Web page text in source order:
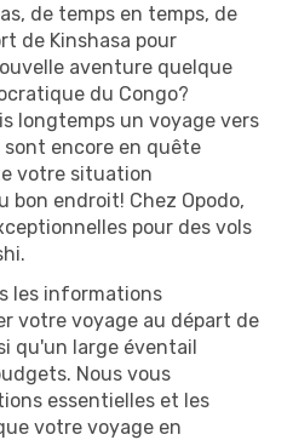
de temps en temps, de
de Kinshasa pour
aventure quelque
du Congo?
longtemps un voyage vers
encore en quête
votre situation
bon endroit! Chez Opodo,
pour des vols
les informations
votre voyage au départ de
qu'un large éventail
Nous vous
essentielles et les
votre voyage en